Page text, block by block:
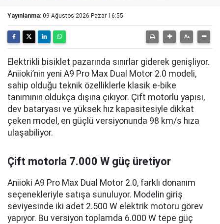
Yayınlanma: 09 Ağustos 2026 Pazar 16:55
Elektrikli bisiklet pazarında sınırlar giderek genişliyor.
Aniioki’nin yeni A9 Pro Max Dual Motor 2.0 modeli,
sahip olduğu teknik özelliklerle klasik e-bike
tanımının oldukça dışına çıkıyor. Çift motorlu yapısı,
dev bataryası ve yüksek hız kapasitesiyle dikkat
çeken model, en güçlü versiyonunda 98 km/s hıza
ulaşabiliyor.
Çift motorla 7.000 W güç üretiyor
Aniioki A9 Pro Max Dual Motor 2.0, farklı donanım
seçenekleriyle satışa sunuluyor. Modelin giriş
seviyesinde iki adet 2.500 W elektrik motoru görev
yapıyor. Bu versiyon toplamda 6.000 W tepe güç